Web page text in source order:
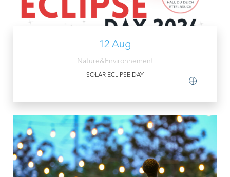
12 Aug
Nature&Environnement
SOLAR ECLIPSE DAY